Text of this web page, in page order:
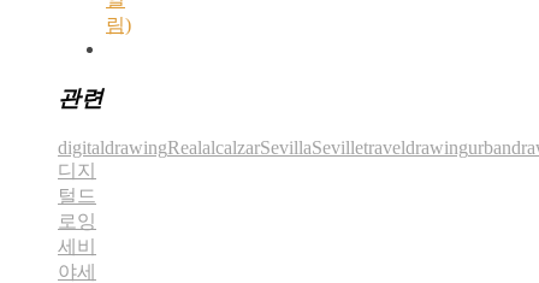
림)
관련
digitaldrawingRealalcalzarSevillaSevilletraveldrawing
디지
털드
로잉
세비
야세